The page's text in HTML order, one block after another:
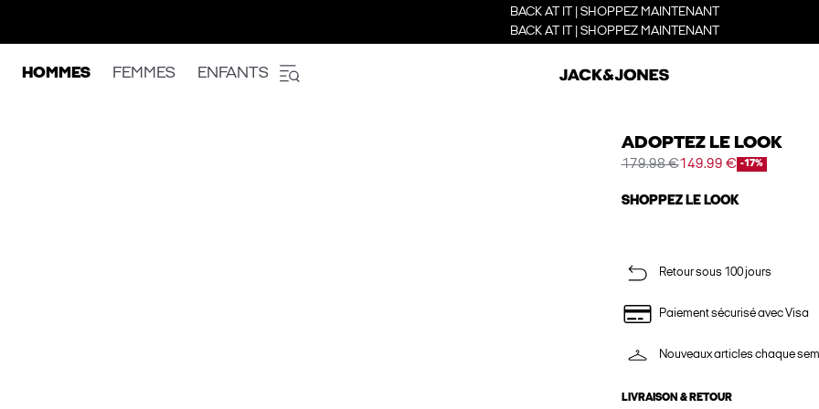
BACK AT IT | SHOPPEZ MAINTENANT
BACK AT IT | SHOPPEZ MAINTENANT
HOMMES FEMMES ENFANTS
ADOPTEZ LE LOOK
179.98 €149.99 € -17%
SHOPPEZ LE LOOK
Retour sous 100 jours
Paiement sécurisé avec Visa
Nouveaux articles chaque
LIVRAISON & RETOUR